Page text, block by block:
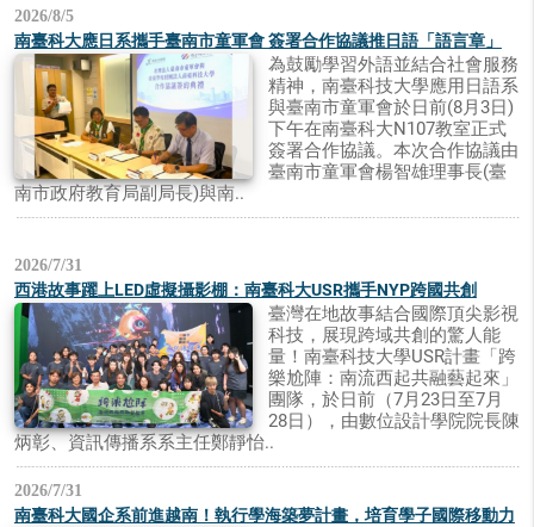
2026/8/5
南臺科大應日系攜手臺南市童軍會 簽署合作協議推日語「語言章」
為鼓勵學習外語並結合社會服務
精神，南臺科技大學應用日語系
與臺南市童軍會於日前(8月3日)
下午在南臺科大N107教室正式
簽署合作協議。本次合作協議由
臺南市童軍會楊智雄理事長(臺
南市政府教育局副局長)與南..
2026/7/31
西港故事躍上LED虛擬攝影棚：南臺科大USR攜手NYP跨國共創
臺灣在地故事結合國際頂尖影視
科技，展現跨域共創的驚人能
量！南臺科技大學USR計畫「跨
樂尬陣：南流西起共融藝起來」
團隊，於日前（7月23日至7月
28日），由數位設計學院院長陳
炳彰、資訊傳播系系主任鄭靜怡..
2026/7/31
南臺科大國企系前進越南！執行學海築夢計畫，培育學子國際移動力